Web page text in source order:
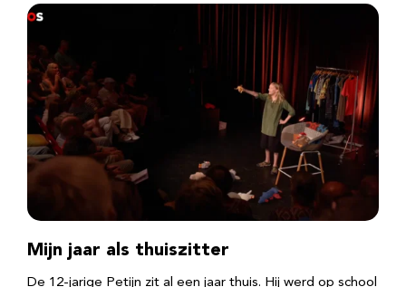
Mijn jaar als thuiszitter
De 12-jarige Petijn zit al een jaar thuis. Hij werd op school